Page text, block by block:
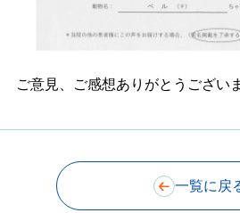
ご意見、ご感想ありがとうござい
一覧に戻